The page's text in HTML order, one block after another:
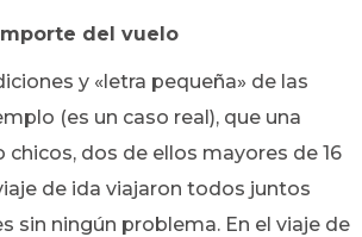
del vuelo
y «letra pequeña» de las
(es un caso real), que una
dos de ellos mayores de 16
de ida viajaron todos juntos
sin ningún problema. En el viaje de